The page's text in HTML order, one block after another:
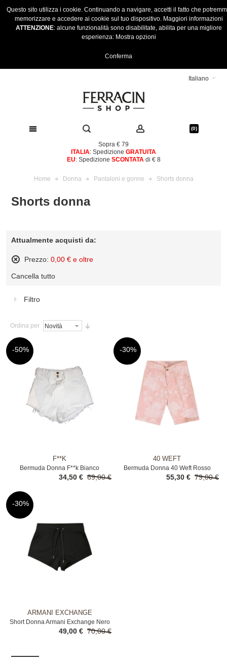
Questo sito utilizza i cookie. Continuando a navigare, accetti il fatto che
memorizzare e accedere ai cookie sul tuo dispositivo. Maggiori informazioni
ATTENZIONE: alcune funzionalità sono disabilitate, abilita per una migliore
esperienza: Mostra opzioni
Conferma
Italiano
(0)
Sopra € 79
ITALIA: Spedizione GRATUITA
EU: Spedizione SCONTATAdi € 8
Home Donna Pantaloni e gonne Shorts donna
Shorts donna
Attualmente acquisti da:
Prezzo: 0,00 € e oltre
questo
Cancella tutto
Filtro
Ordina per
-50%
F**K
Bermuda Donna F**k Bianco
69,00 €
34,50 €
-30%
40 WEFT
Bermuda Donna 40 Weft Rosso
79,00 €
55,30 €
-30%
ARMANI EXCHANGE
Short Donna Armani Exchange Nero
70,00 €
49,00 €